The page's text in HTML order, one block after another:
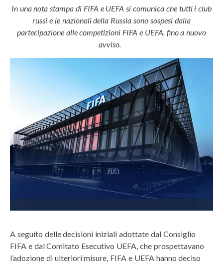
In una nota stampa di FIFA e UEFA si comunica che tutti i club
russi e le nazionali della Russia sono sospesi dalla
partecipazione alle competizioni FIFA e UEFA, fino a nuovo
avviso.
A seguito delle decisioni iniziali adottate dal Consiglio
FIFA e dal Comitato Esecutivo UEFA, che prospettavano
l’adozione di ulteriori misure, FIFA e UEFA hanno deciso